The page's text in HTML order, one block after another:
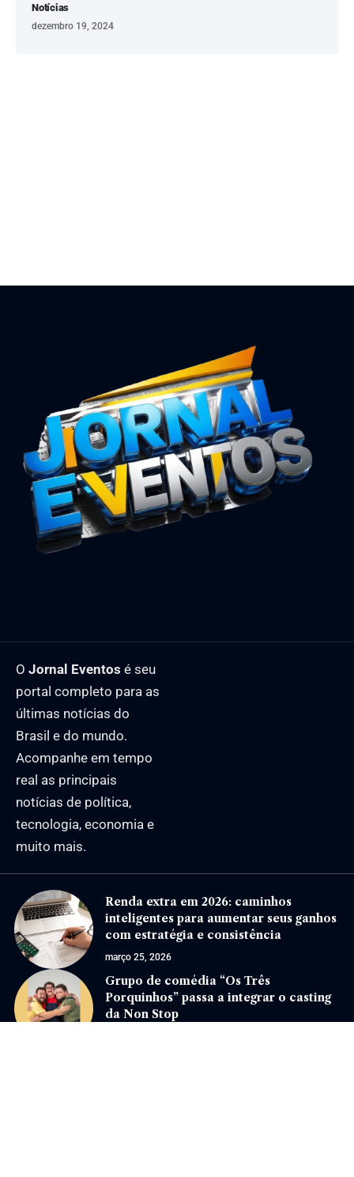
Notícias
dezembro 19, 2024
O Jornal Eventos é seu
portal completo para as
últimas notícias do
Brasil e do mundo.
Acompanhe em tempo
real as principais
notícias de política,
tecnologia, economia e
muito mais.
Renda extra em 2026: caminhos
inteligentes para aumentar seus ganhos
com estratégia e consistência
março 25, 2026
Grupo de comédia “Os Três
Porquinhos” passa a integrar o casting
da Non Stop